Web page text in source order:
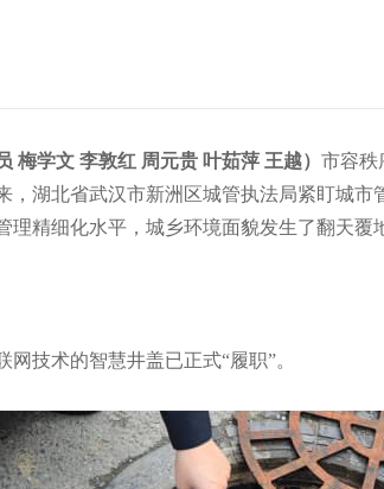
梅学文 李敦红 周元贵 叶茹萍 王越）市容秩
，湖北省武汉市新洲区城管执法局紧盯城
精细化水平，城乡环境面貌发生了翻天覆
技术的智慧井盖已正式“履职”。